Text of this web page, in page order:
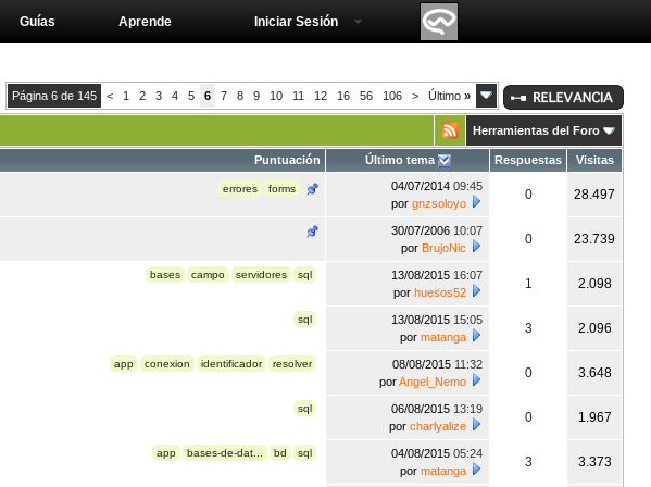
Aprende
Guías Iniciar Sesión
Página 6 de 145 < 1 2 3 4 5 6 7 8 9 10 11 12 16 56 106 > Último »
Herramientas del Foro
Puntuación Último tema Respuestas Visitas
errores forms 04/07/2014 09:45
por gnzsoloyo
0 28.497
30/07/2006 10:07
por BrujoNic
0 23.739
bases campo servidores sql 13/08/2015 16:07
por huesos52
1 2.098
sql 13/08/2015 15:05
por matanga
3 2.096
app conexion identificador resolver 08/08/2015 11:32
porAngel_Nemo
0 3.648
sql 06/08/2015 13:19
por charlyalize
0 1.967
app bases-de-dat... bd sql 04/08/2015 05:24
por matanga
3 3.373